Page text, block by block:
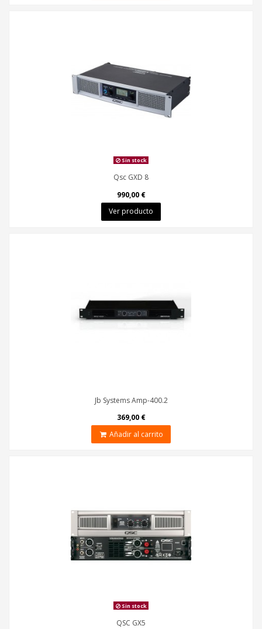
Sin stock
Qsc GXD 8
990,00 €
Ver producto
Jb Systems Amp-400.2
369,00 €
Añadir al carrito
Sin stock
QSC GX5